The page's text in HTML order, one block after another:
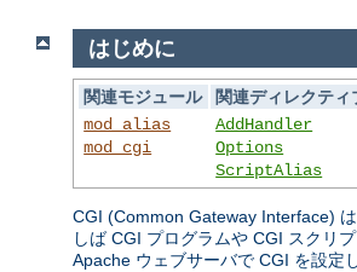
はじめに
関連モジュール
関連ディレクティ
mod_alias
mod_cgi
AddHandler
Options
ScriptAlias
CGI (Common Gateway Interface)
しば CGI プログラムや CGI スクリ
Apache ウェブサーバで CGI を設定